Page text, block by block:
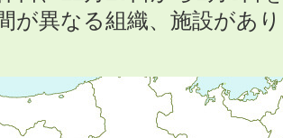
が異なる組織、施設があ